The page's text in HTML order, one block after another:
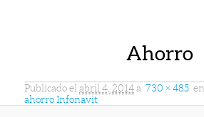
Ahorro
Publicado el abril 4, 2014a 730 × 485 en
ahorro Infonavit